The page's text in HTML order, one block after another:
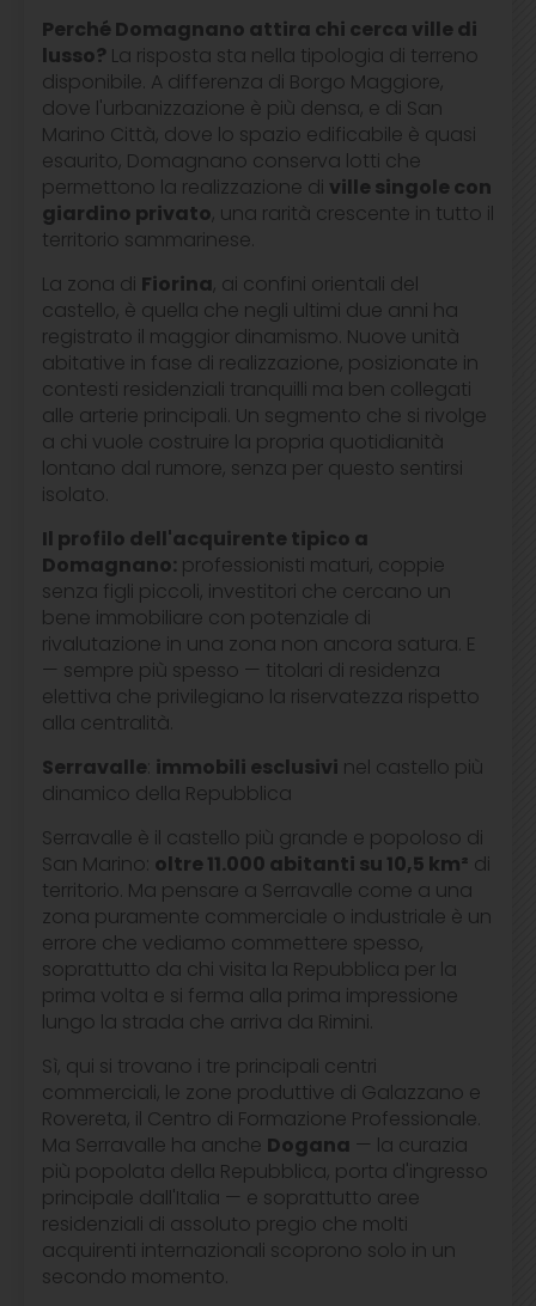
Perché Domagnano attira chi cerca ville di
lusso? La risposta sta nella tipologia di terreno
disponibile. A differenza di Borgo Maggiore,
dove l'urbanizzazione è più densa, e di San
Marino Città, dove lo spazio edificabile è quasi
esaurito, Domagnano conserva lotti che
permettono la realizzazione di ville singole con
giardino privato, una rarità crescente in tutto il
territorio sammarinese.
La zona di Fiorina, ai confini orientali del
castello, è quella che negli ultimi due anni ha
registrato il maggior dinamismo. Nuove unità
abitative in fase di realizzazione, posizionate in
contesti residenziali tranquilli ma ben collegati
alle arterie principali. Un segmento che si rivolge
a chi vuole costruire la propria quotidianità
lontano dal rumore, senza per questo sentirsi
isolato.
Il profilo dell'acquirente tipico a
Domagnano: professionisti maturi, coppie
senza figli piccoli, investitori che cercano un
bene immobiliare con potenziale di
rivalutazione in una zona non ancora satura. E
— sempre più spesso — titolari di residenza
elettiva che privilegiano la riservatezza rispetto
alla centralità.
Serravalle: immobili esclusivi nel castello più
dinamico della Repubblica
Serravalle è il castello più grande e popoloso di
San Marino: oltre 11.000 abitanti su 10,5 km² di
territorio. Ma pensare a Serravalle come a una
zona puramente commerciale o industriale è un
errore che vediamo commettere spesso,
soprattutto da chi visita la Repubblica per la
prima volta e si ferma alla prima impressione
lungo la strada che arriva da Rimini.
Sì, qui si trovano i tre principali centri
commerciali, le zone produttive di Galazzano e
Rovereta, il Centro di Formazione Professionale.
Ma Serravalle ha anche Dogana — la curazia
più popolata della Repubblica, porta d'ingresso
principale dall'Italia — e soprattutto aree
residenziali di assoluto pregio che molti
acquirenti internazionali scoprono solo in un
secondo momento.